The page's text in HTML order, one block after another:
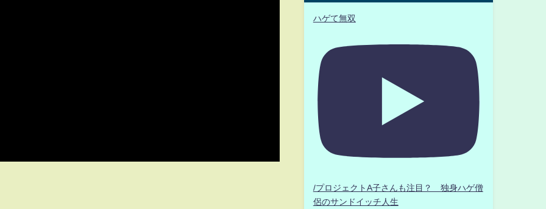
ハゲて無双
/プロジェクトA子さんも注目？ 独身ハゲ僧
侶のサンドイッチ人生